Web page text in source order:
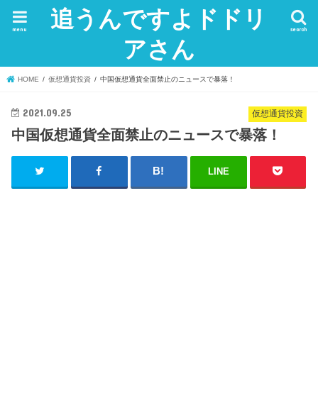
追うんですよドドリ
アさん
search
menu
HOME 仮想通貨投資 中国仮想通貨全面禁止のニュースで暴落！
仮想通貨投資
2021.09.25
中国仮想通貨全面禁止のニュースで暴落！
LINE